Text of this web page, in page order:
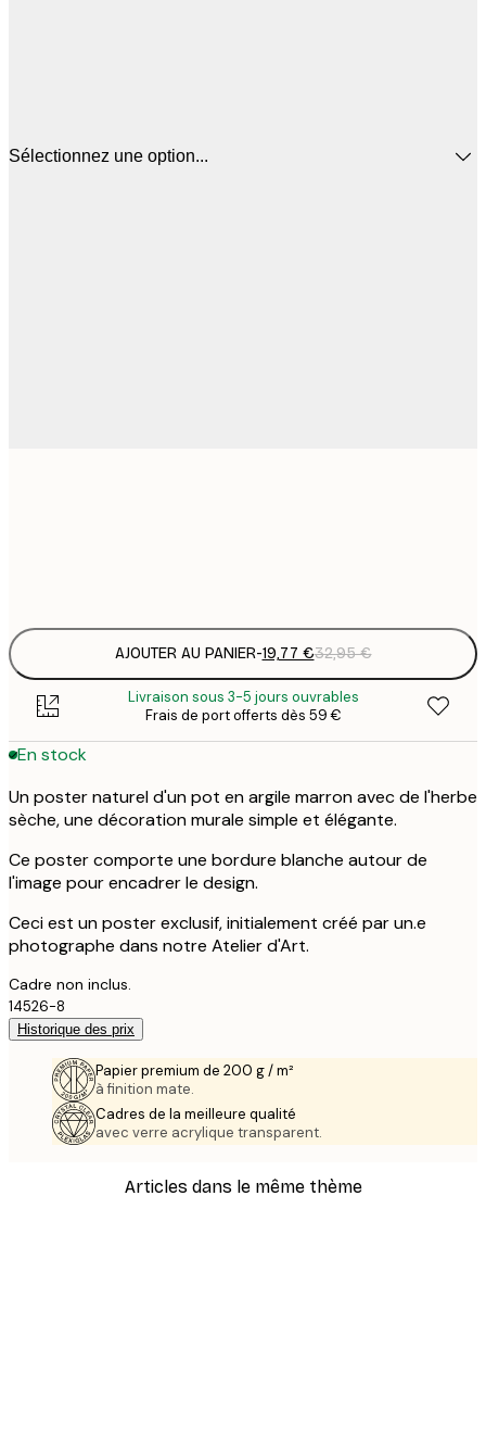
Sélectionnez une option...
AJOUTER AU PANIER-19,77 €32,95 €
Livraison sous 3-5 jours ouvrables
Frais de port offerts dès 59 €
En stock
Un poster naturel d'un pot en argile marron avec de l'herbe
sèche, une décoration murale simple et élégante.
Ce poster comporte une bordure blanche autour de
l'image pour encadrer le design.
Ceci est un poster exclusif, initialement créé par un.e
photographe dans notre Atelier d'Art.
Cadre non inclus.
14526-8
Historique des prix
Papier premium de 200 g / m²
à finition mate.
Cadres de la meilleure qualité
avec verre acrylique transparent.
Articles dans le même thème